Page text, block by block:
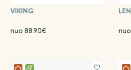
VIKING
nuo 88.90€ nuo